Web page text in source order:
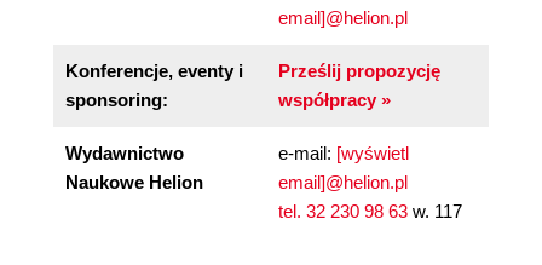
email]@helion.pl
Konferencje, eventy i
sponsoring:
Prześlij propozycję
współpracy »
Wydawnictwo
Naukowe Helion
e-mail: [wyświetl
email]@helion.pl
tel. 32 230 98 63 w. 117